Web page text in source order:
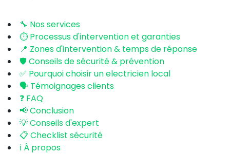
🔧 Nos services
⏱️ Processus d'intervention et garanties
📍 Zones d'intervention & temps de réponse
🛡️ Conseils de sécurité & prévention
✅ Pourquoi choisir un electricien local
🗣️ Témoignages clients
❓ FAQ
📢 Conclusion
💡 Conseils d'expert
📋 Checklist sécurité
ℹ️ À propos